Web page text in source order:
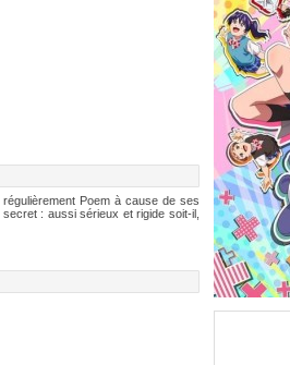
Poem à cause de ses
: aussi sérieux et rigide soit-il,